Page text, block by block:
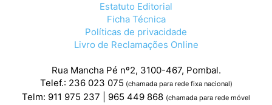
Estatuto Editorial
Ficha Técnica
Políticas de privacidade
Livro de Reclamações Online
Rua Mancha Pé nº2, 3100-467, Pombal.
Telef.: 236 023 075 (chamada para rede fixa nacional)
Telm: 911 975 237 | 965 449 868 (chamada para rede móvel